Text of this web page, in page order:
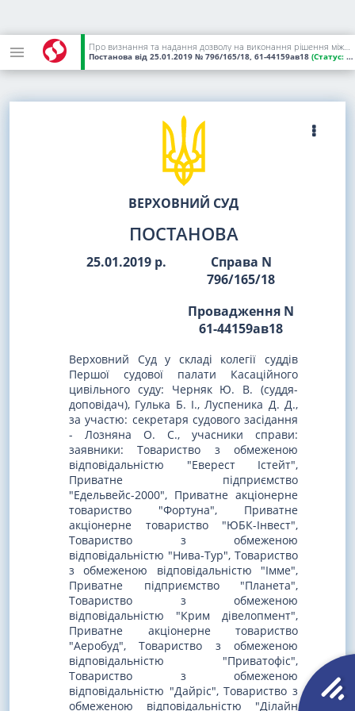
Про визнання та надання дозволу на виконання рішення міжнародного комерційного арбітражу
Постанова від 25.01.2019 № 796/165/18, 61-44159ав18 (Статус:
ВЕРХОВНИЙ СУД
ПОСТАНОВА
25.01.2019 р.
Справа N
796/165/18
Провадження N
61-44159ав18
Верховний Суд у складі колегії суддів
Першої судової палати Касаційного
цивільного суду: Черняк Ю. В. (суддя-
доповідач), Гулька Б. І., Луспеника Д. Д.,
за участю: секретаря судового засідання
- Лозняна О. С., учасники справи:
заявники: Товариство з обмеженою
відповідальністю "Еверест Істейт",
Приватне підприємство
"Едельвейс-2000", Приватне акціонерне
товариство "Фортуна", Приватне
акціонерне товариство "ЮБК-Інвест",
Товариство з обмеженою
відповідальністю "Нива-Тур", Товариство
з обмеженою відповідальністю "Імме",
Приватне підприємство "Планета",
Товариство з обмеженою
відповідальністю "Крим дівелопмент",
Приватне акціонерне товариство
"Аеробуд", Товариство з обмеженою
відповідальністю "Приватофіс",
Товариство з обмеженою
відповідальністю "Дайріс", Товариство з
обмеженою відповідальністю "Ділайн